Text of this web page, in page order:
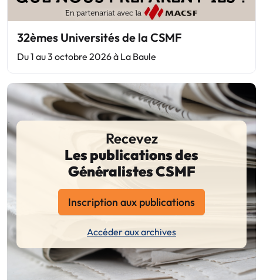
32èmes Universités de la CSMF
Du 1 au 3 octobre 2026 à La Baule
Recevez
Les publications des
Généralistes CSMF
Inscription aux publications
Accéder aux archives